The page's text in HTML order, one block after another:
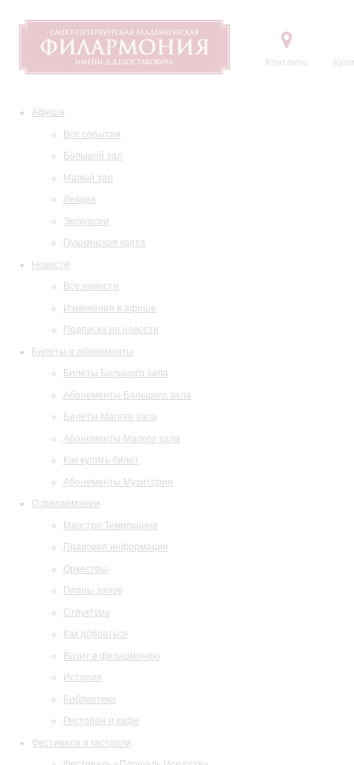
Контакты
Афиша
Все события
Большой зал
Малый зал
Лекции
Экскурсии
Пушкинская карта
Новости
Все новости
Изменения в афише
Подписка на новости
Билеты и абонементы
Билеты Большого зала
Абонементы Большого зала
Билеты Малого зала
Абонементы Малого зала
Как купить билет
Абонементы Музитория
О филармонии
Маэстро Темирканов
Правовая информация
Оркестры
Планы залов
Структура
Как добраться
Визит в филармонию
История
Библиотека
Ресторан и кафе
Фестивали и гастроли